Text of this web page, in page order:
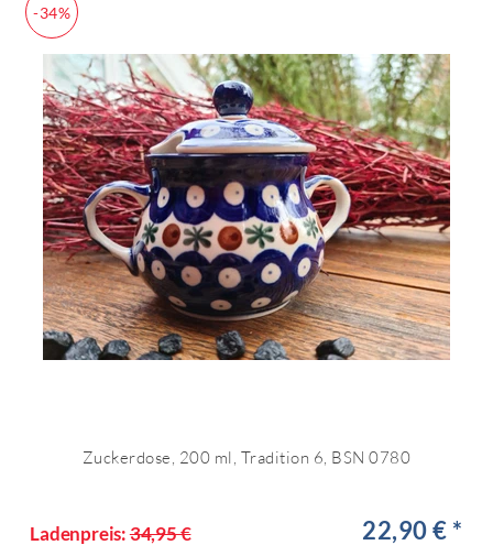
-34%
Zuckerdose, 200 ml, Tradition 6, BSN 0780
Ladenpreis:34,95 € 22,90 € *